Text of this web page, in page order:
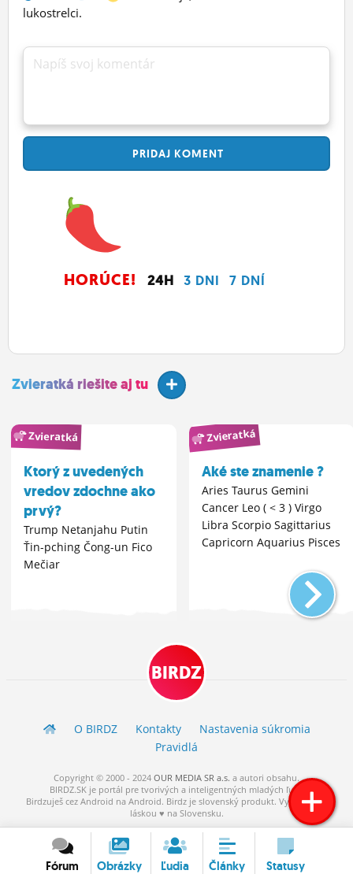
lukostrelci.
Napíš svoj komentár
PRIDAJ KOMENT
HORÚCE! 24H 3 DNI 7 DNÍ
Zvieratká riešite aj tu
Zvieratká
Ktorý z uvedených
vredov zdochne ako
prvý?
Trump Netanjahu Putin
Ťin-pching Čong-un Fico
Mečiar
Zvieratká
Aké ste znamenie ?
Aries Taurus Gemini
Cancer Leo ( < 3 ) Virgo
Libra Scorpio Sagittarius
Capricorn Aquarius Pisces
BIRDZ
O BIRDZ Kontakty
Nastavenia súkromia
Pravidlá
Copyright © 2000 - 2024 OUR MEDIA SR a.s. a autori obsahu.
BIRDZ.SK je portál pre tvorivých a inteligentných mladých ľudí.
Birdzuješ cez Android na Android. Birdz je slovenský produkt. Vytvorené s
láskou ♥ na Slovensku.
Fórum Obrázky Ľudia Články Statusy